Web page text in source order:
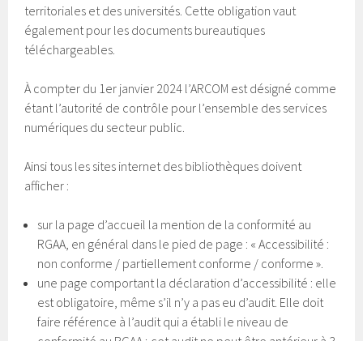
territoriales et des universités. Cette obligation vaut
également pour les documents bureautiques
téléchargeables.
À compter du 1er janvier 2024 l’ARCOM est désigné comme
étant l’autorité de contrôle pour l’ensemble des services
numériques du secteur public.
Ainsi tous les sites internet des bibliothèques doivent
afficher :
sur la page d’accueil la mention de la conformité au
RGAA, en général dans le pied de page : « Accessibilité :
non conforme / partiellement conforme / conforme ».
une page comportant la déclaration d’accessibilité : elle
est obligatoire, même s’il n’y a pas eu d’audit. Elle doit
faire référence à l’audit qui a établi le niveau de